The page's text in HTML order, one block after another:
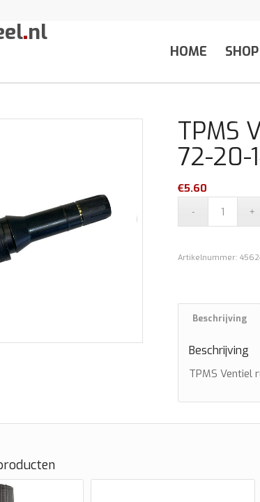
.nl
HOME SHOP
TPMS
72-20-
€5.60
Artikelnummer:
Beschrijving
Beschrijving
TPMS Ventiel